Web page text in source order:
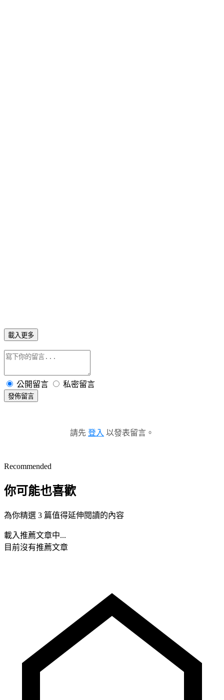
載入更多
公開留言 私密留言
發佈留言
請先 登入 以發表留言。
Recommended
你可能也喜歡
為你精選 3 篇值得延伸閱讀的內容
載入推薦文章中...
目前沒有推薦文章